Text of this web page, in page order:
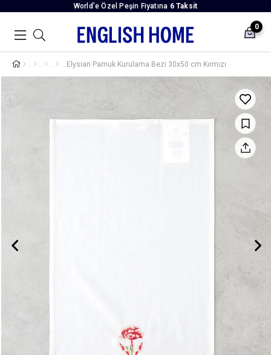
World’e Özel Peşin Fiyatına 6 Taksit
0
Elysian Pamuk Kurulama Bezi 30x50 cm Kırmızı